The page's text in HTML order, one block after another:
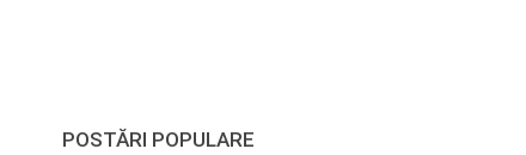
POSTĂRI POPULARE